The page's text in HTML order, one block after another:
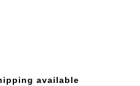
available